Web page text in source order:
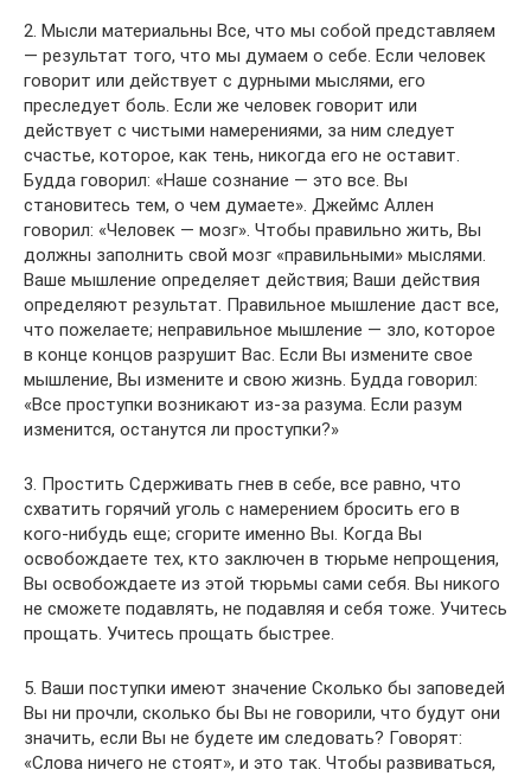
2. Мысли материальны Все, что мы собой представляем
— результат того, что мы думаем о себе. Если человек
говорит или действует с дурными мыслями, его
преследует боль. Если же человек говорит или
действует с чистыми намерениями, за ним следует
счастье, которое, как тень, никогда его не оставит.
Будда говорил: «Наше сознание — это все. Вы
становитесь тем, о чем думаете». Джеймс Аллен
говорил: «Человек — мозг». Чтобы правильно жить, Вы
должны заполнить свой мозг «правильными» мыслями.
Ваше мышление определяет действия; Ваши действия
определяют результат. Правильное мышление даст все,
что пожелаете; неправильное мышление — зло, которое
в конце концов разрушит Вас. Если Вы измените свое
мышление, Вы измените и свою жизнь. Будда говорил:
«Все проступки возникают из-за разума. Если разум
изменится, останутся ли проступки?»
3. Простить Сдерживать гнев в себе, все равно, что
схватить горячий уголь с намерением бросить его в
кого-нибудь еще; сгорите именно Вы. Когда Вы
освобождаете тех, кто заключен в тюрьме непрощения,
Вы освобождаете из этой тюрьмы сами себя. Вы никого
не сможете подавлять, не подавляя и себя тоже. Учитесь
прощать. Учитесь прощать быстрее.
5. Ваши поступки имеют значение Сколько бы заповедей
Вы ни прочли, сколько бы Вы не говорили, что будут они
значить, если Вы не будете им следовать? Говорят:
«Слова ничего не стоят», и это так. Чтобы развиваться,